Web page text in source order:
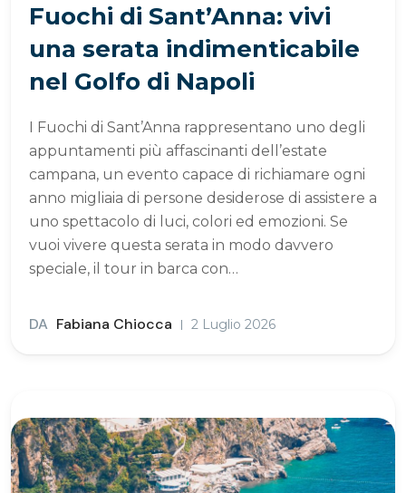
Fuochi di Sant’Anna: vivi
una serata indimenticabile
nel Golfo di Napoli
I Fuochi di Sant’Anna rappresentano uno degli
appuntamenti più affascinanti dell’estate
campana, un evento capace di richiamare ogni
anno migliaia di persone desiderose di assistere a
uno spettacolo di luci, colori ed emozioni. Se
vuoi vivere questa serata in modo davvero
speciale, il tour in barca con…
DA Fabiana Chiocca 2 Luglio 2026